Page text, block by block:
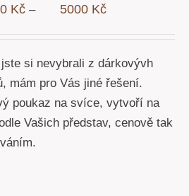
Kč – 5000 KčRozpětí
až
5000 Kč
jste si nevybrali z dárkovývh
mám pro Vás jiné řešení.
poukaz na svíce, vytvoří na
Vašich představ, cenově tak